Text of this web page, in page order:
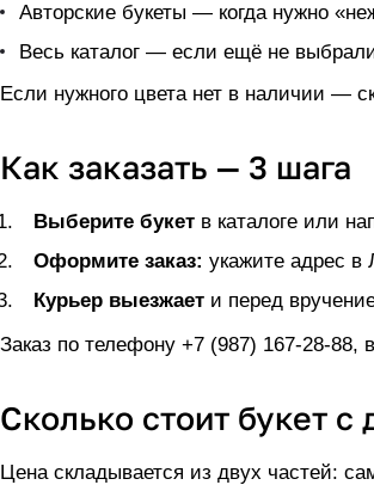
Авторские букеты — когда нужно
Весь каталог — если ещё не
Если нужного цвета нет в наличии —
Как заказать — 3 шага
Выберите букет в каталоге или
Оформите заказ: укажите адрес в
Курьер выезжает и перед
Заказ по телефону +7 (987) 167-28-88,
Сколько стоит букет с
Цена складывается из двух частей: